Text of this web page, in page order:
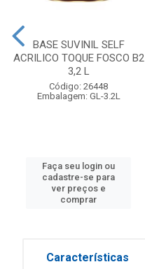
BASE SUVINIL SELF
ACRILICO TOQUE FOSCO B2
3,2 L
Código: 26448
Embalagem: GL-3.2L
Faça seu login ou
cadastre-se para
ver preços e
comprar
Características